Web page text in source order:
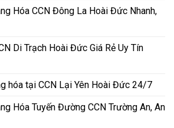
Hóa CCN Đông La Hoài Đức Nhanh,
Di Trạch Hoài Đức Giá Rẻ Uy Tín
hóa tại CCN Lại Yên Hoài Đức 24/7
Hóa Tuyến Đường CCN Trường An, An